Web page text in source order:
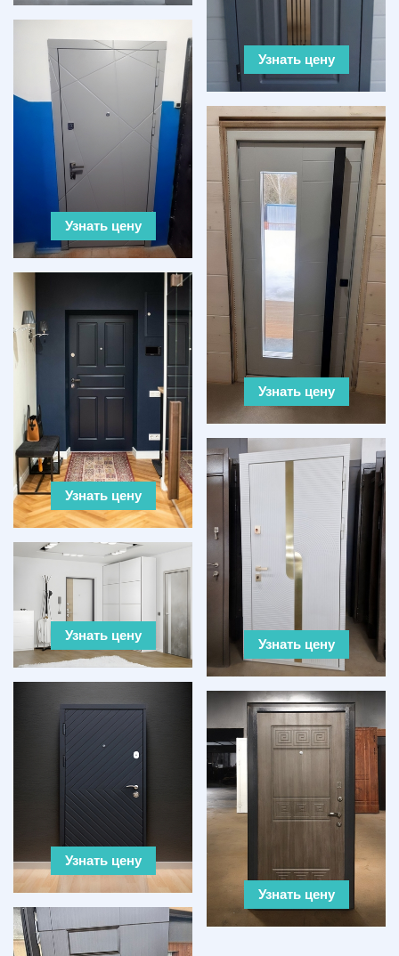
Узнать цену
Узнать цену
Узнать цену
Узнать цену
Узнать цену
Узнать цену
Узнать цену
Узнать цену